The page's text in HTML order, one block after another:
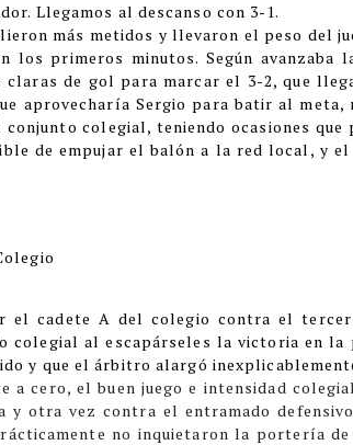
Llegamos al descanso con 3-1.
más metidos y llevaron el peso del
los primeros minutos. Según avanzaba
claras de gol para marcar el 3-2, que
aprovecharía Sergio para batir al meta,
colegial, teniendo ocasiones que
de empujar el balón a la red local, y
el cadete A del colegio contra el
colegial al escapárseles la victoria en la
y que el árbitro alargó
a cero, el buen juego e intensidad
y otra vez contra el entramado
no inquietaron la portería de